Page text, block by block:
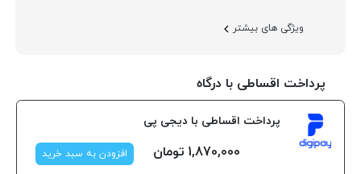
ویژگی های بیشتر
پرداخت اقساطی با درگاه
پرداخت اقساطی با دیجی پی
1,870,000 تومان افزودن به سبد خرید